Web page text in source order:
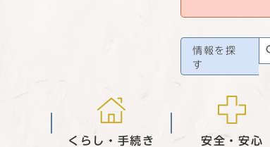
情報を探
す
くらし・手続き 安全・安心